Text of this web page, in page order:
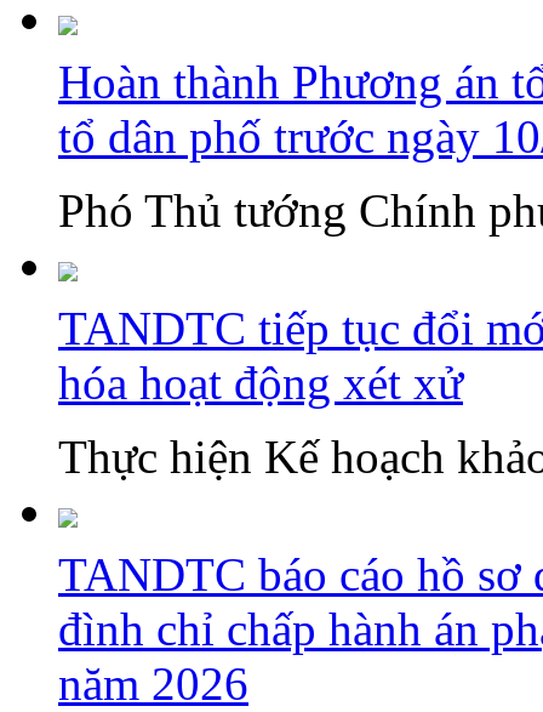
Hoàn thành Phương án
tổ dân phố trước ngày
Phó Thủ tướng Chính
TANDTC tiếp tục đổi
hóa hoạt động xét xử
Thực hiện Kế hoạch
TANDTC báo cáo hồ sơ
đình chỉ chấp hành án
năm 2026